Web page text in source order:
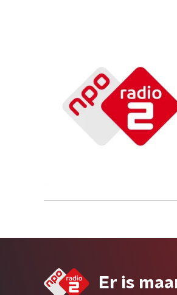
Er is